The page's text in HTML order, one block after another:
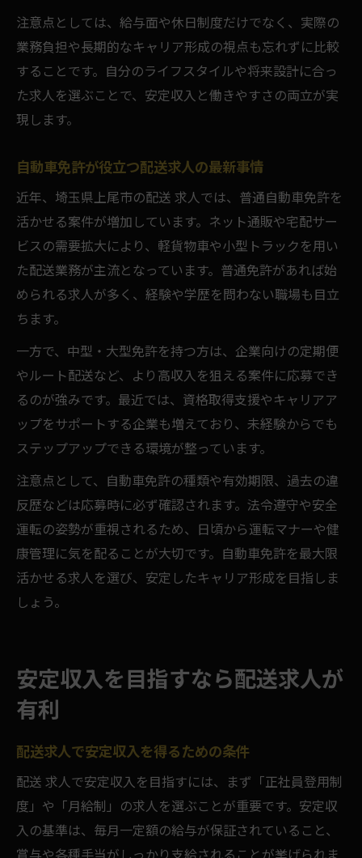
注意点としては、給与面や休日制度だけでなく、実際の
業務負担や長期的なキャリア形成の視点も忘れずに比較
することです。自分のライフスタイルや将来設計に合っ
た求人を選ぶことで、安定収入と働きやすさの両立が実
現します。
自動車免許が役立つ配送求人の最新事情
近年、埼玉県上尾市の配送 求人では、普通自動車免許を
活かせる案件が増加しています。ネット通販や宅配サー
ビスの需要拡大により、軽貨物車や小型トラックを用い
た配送業務が主流となっています。普通免許があれば始
められる求人が多く、経験や学歴を問わない職場も目立
ちます。
一方で、中型・大型免許を持つ方は、企業向けの定期便
やルート配送など、より高収入を狙える案件に応募でき
るのが強みです。最近では、資格取得支援やキャリアア
ップをサポートする企業も増えており、未経験からでも
ステップアップできる環境が整っています。
注意点として、自動車免許の種類や有効期限、過去の違
反歴などは応募時に必ず確認されます。法令遵守や安全
運転の姿勢が重視されるため、日頃から運転マナーや健
康管理に気を配ることが大切です。自動車免許を最大限
活かせる求人を選び、安定したキャリア形成を目指しま
しょう。
安定収入を目指すなら配送求人が
有利
配送求人で安定収入を得るための条件
配送 求人で安定収入を目指すには、まず「正社員登用制
度」や「月給制」の求人を選ぶことが重要です。安定収
入の基準は、毎月一定額の給与が保証されていること、
賞与や各種手当がしっかり支給されることが挙げられま